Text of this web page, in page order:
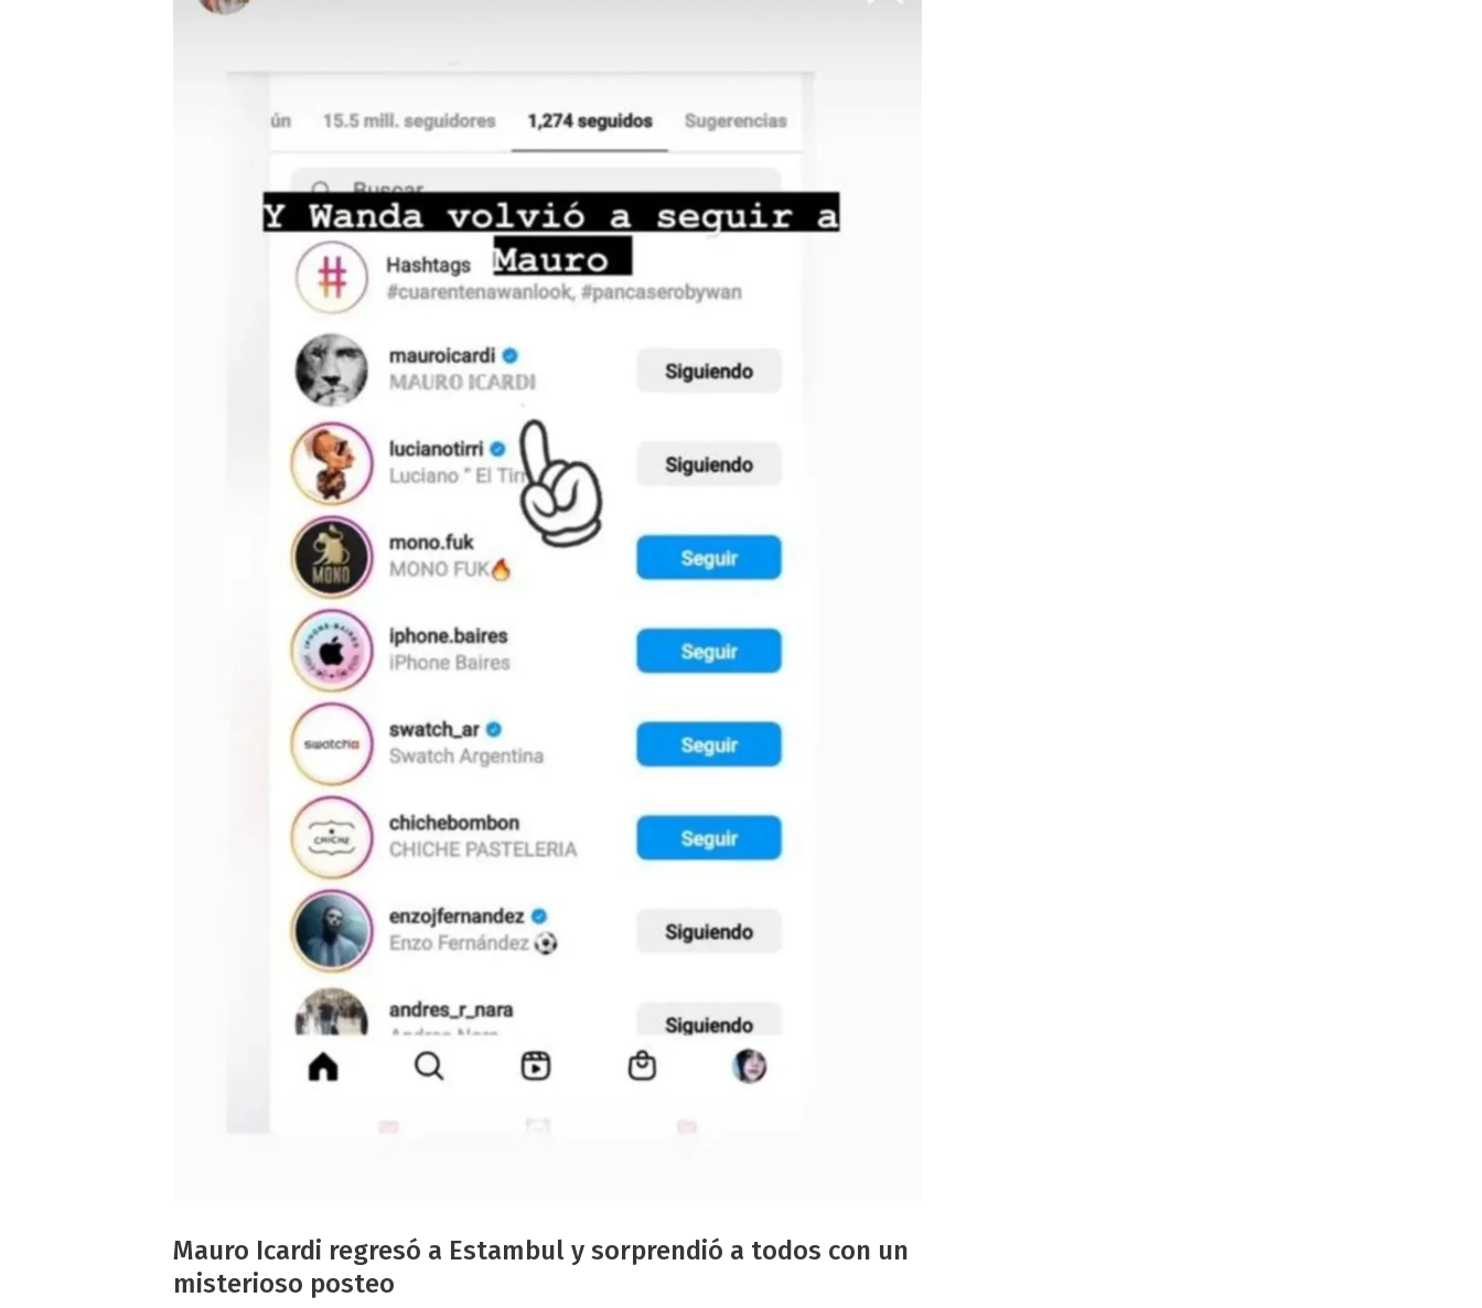
Mauro Icardi regresó a Estambul y sorprendió a todos con un
misterioso posteo